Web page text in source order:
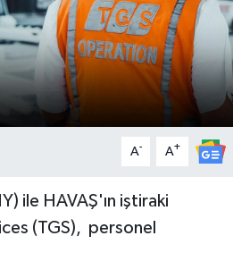
A- A+
ile HAVAŞ'ın iştiraki
(TGS), personel